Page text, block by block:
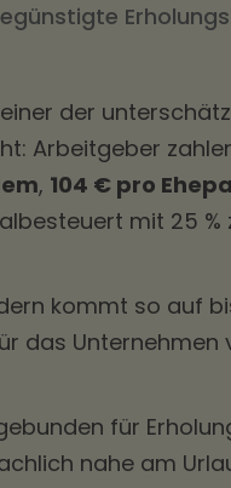
der
Arbeitgeber
, 104 € pro
mit 25 %
kommt so auf
das Unternehmen
für
nahe am